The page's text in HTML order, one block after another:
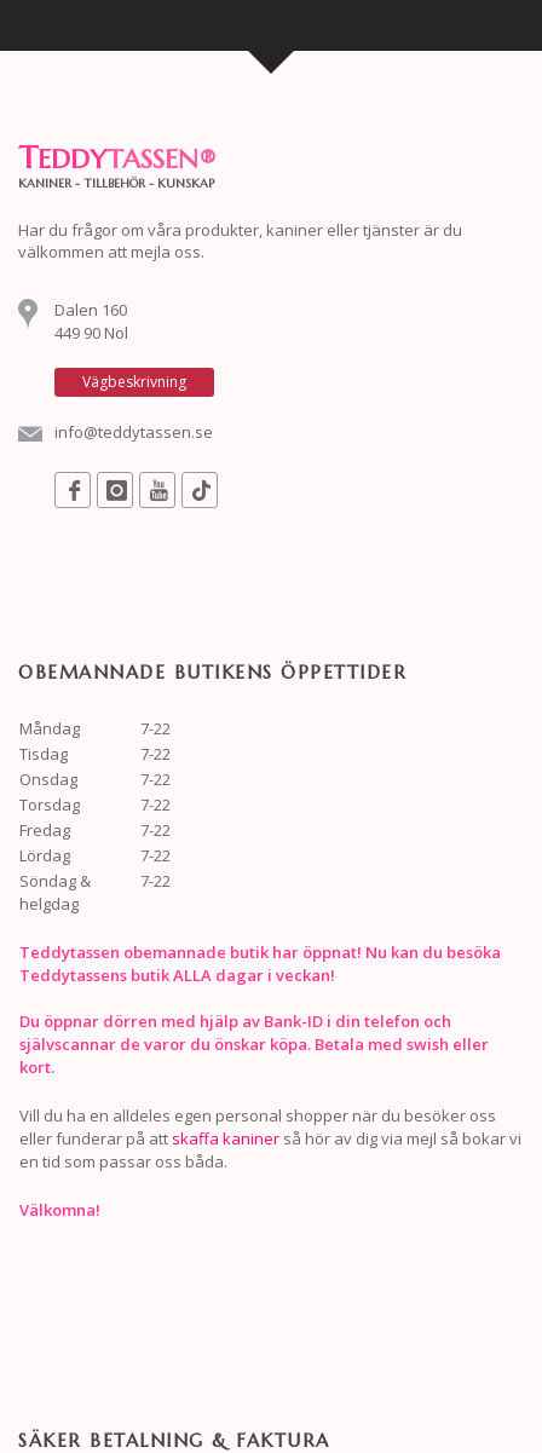
TEDDYTASSEN®
KANINER - TILLBEHÖR - KUNSKAP
Har du frågor om våra produkter, kaniner eller tjänster är du
välkommen att mejla oss.
Dalen 160
449 90 Nol
Vägbeskrivning
info@teddytassen.se
OBEMANNADE BUTIKENS ÖPPETTIDER
Måndag
7-22
Tisdag
7-22
Onsdag
7-22
Torsdag
7-22
Fredag
7-22
Lördag
7-22
Söndag &
helgdag
7-22
Teddytassen obemannade butik har öppnat! Nu kan du besöka
Teddytassens butik ALLA dagar i veckan!
Du öppnar dörren med hjälp av Bank-ID i din telefon och
självscannar de varor du önskar köpa. Betala med swish eller
kort.
Vill du ha en alldeles egen personal shopper när du besöker oss
eller funderar på att skaffa kaniner så hör av dig via mejl så bokar vi
en tid som passar oss båda.
Välkomna!
SÄKER BETALNING & FAKTURA